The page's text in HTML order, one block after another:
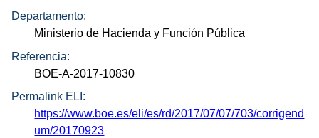
Departamento:
Ministerio de Hacienda y Función Pública
Referencia:
BOE-A-2017-10830
Permalink ELI:
https://www.boe.es/eli/es/rd/2017/07/07/703/corrigend
um/20170923